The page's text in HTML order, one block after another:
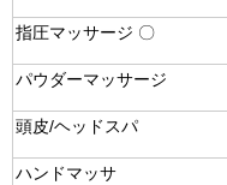
指圧マッサージ 〇
パウダーマッサージ
頭皮/ヘッドスパ
ハンドマッサ